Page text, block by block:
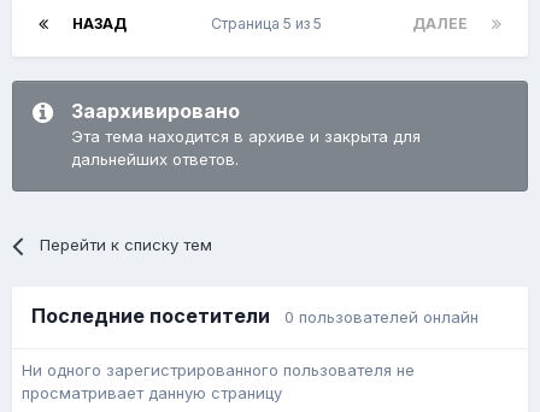
НАЗАД ДАЛЕЕ
Страница 5 из 5
Заархивировано
Эта тема находится в архиве и закрыта для
дальнейших ответов.
Перейти к списку тем
Последние посетители 0 пользователей онлайн
Ни одного зарегистрированного пользователя не
просматривает данную страницу